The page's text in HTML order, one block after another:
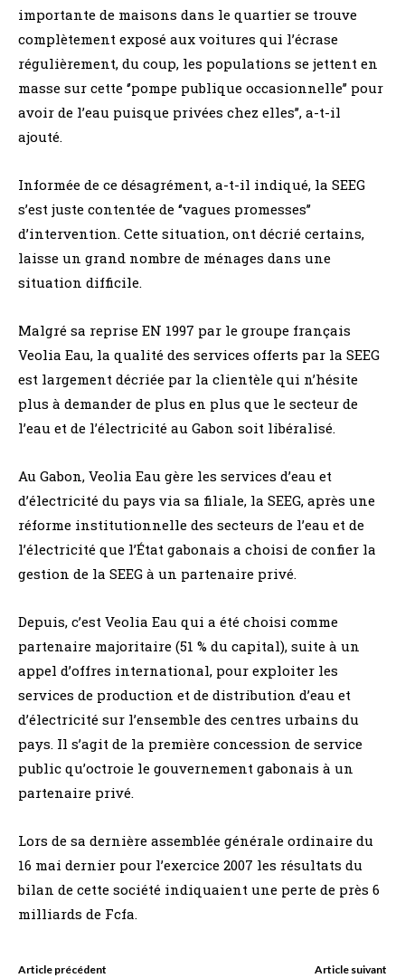
importante de maisons dans le quartier se trouve
complètement exposé aux voitures qui l’écrase
régulièrement, du coup, les populations se jettent en
masse sur cette ‘’pompe publique occasionnelle’’ pour
avoir de l’eau puisque privées chez elles’’, a-t-il
ajouté.
Informée de ce désagrément, a-t-il indiqué, la SEEG
s’est juste contentée de ‘’vagues promesses’’
d’intervention. Cette situation, ont décrié certains,
laisse un grand nombre de ménages dans une
situation difficile.
Malgré sa reprise EN 1997 par le groupe français
Veolia Eau, la qualité des services offerts par la SEEG
est largement décriée par la clientèle qui n’hésite
plus à demander de plus en plus que le secteur de
l’eau et de l’électricité au Gabon soit libéralisé.
Au Gabon, Veolia Eau gère les services d’eau et
d’électricité du pays via sa filiale, la SEEG, après une
réforme institutionnelle des secteurs de l’eau et de
l’électricité que l’État gabonais a choisi de confier la
gestion de la SEEG à un partenaire privé.
Depuis, c’est Veolia Eau qui a été choisi comme
partenaire majoritaire (51 % du capital), suite à un
appel d’offres international, pour exploiter les
services de production et de distribution d’eau et
d’électricité sur l’ensemble des centres urbains du
pays. Il s’agit de la première concession de service
public qu’octroie le gouvernement gabonais à un
partenaire privé.
Lors de sa dernière assemblée générale ordinaire du
16 mai dernier pour l’exercice 2007 les résultats du
bilan de cette société indiquaient une perte de près 6
milliards de Fcfa.
Article précédent Article suivant